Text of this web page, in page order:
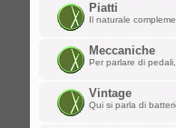
Fa piacere
i forum per
lun mar 24,
lollo»
Piatti
Il naturale
Meccaniche
Per parlare di
Vintage
Qui si parla di